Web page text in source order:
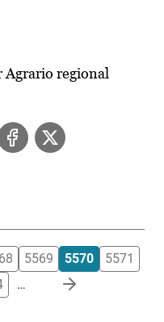
Agrario regional
5569 5570
5571
…